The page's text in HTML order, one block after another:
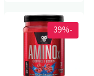
-39%